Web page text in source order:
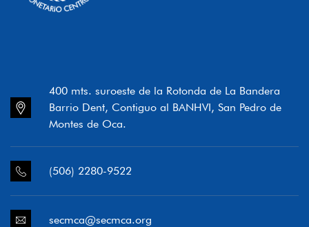
400 mts. suroeste de la Rotonda de La Bandera
Barrio Dent, Contiguo al BANHVI, San Pedro de
Montes de Oca.
(506) 2280-9522
secmca@secmca.org